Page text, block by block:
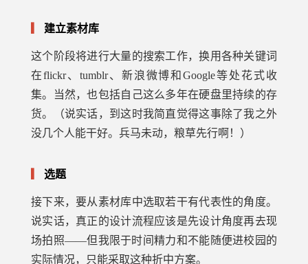
建立素材库
这个阶段将进行大量的搜索工作，换用各种关键词
在flickr、tumblr、新浪微博和Google等处花式收
集。当然，也包括自己这么多年在硬盘里持续的存
货。（说实话，到这时我简直觉得这事除了我之外
没几个人能干好。兵马未动，粮草先行啊！）
选题
接下来，要从素材库中选取若干有代表性的角度。
说实话，真正的设计流程应该是先设计角度再去现
场拍照——但我限于时间精力和不能随便进校园的
实际情况，只能采取这种折中方案。